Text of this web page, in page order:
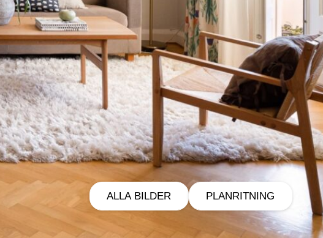
ALLA BILDER PLANRITNING